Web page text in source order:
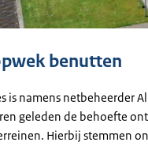
benutten
is namens netbeheerder
geleden de behoefte
Hierbij stemmen